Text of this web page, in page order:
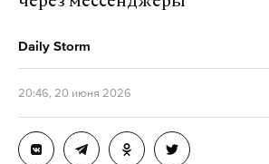
рассказал «о вопиюще
увольнении своего руководителя
систем видеоконтроля и
Daily Storm
20:46, 20 июня 2026